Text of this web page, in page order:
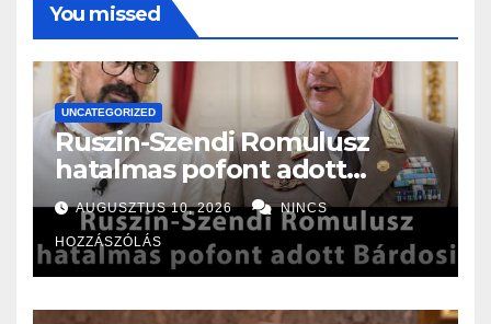
You missed
UNCATEGORIZED
Ruszin-Szendi Romulusz
hatalmas pofont adott
Bárdosi Sándornak!Olyat
szólt be Bárdosi Sándornak ,
hogy a fal adta a másikat, ez
az eddigi legkeményebb
kritika !
AUGUSZTUS 10, 2026 NINCS
HOZZÁSZÓLÁS